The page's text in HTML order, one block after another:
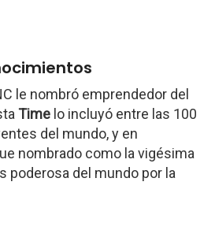
le nombró emprendedor del
Time lo incluyó entre las 100
del mundo, y en
nombrado como la vigésima
poderosa del mundo por la